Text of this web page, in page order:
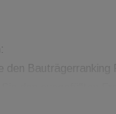
den Bauträgerranking